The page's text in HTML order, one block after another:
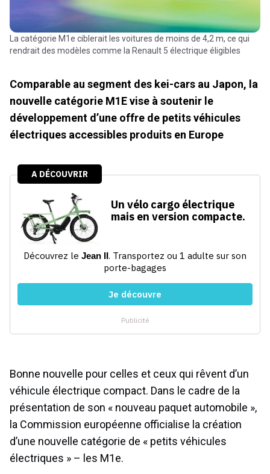
rendrait des modèles comme la Renault 5 électrique éligibles
Comparable au segment des kei-cars au Japon, la
nouvelle catégorie M1E vise à soutenir le
développement d’une offre de petits véhicules
électriques accessibles produits en Europe
Bonne nouvelle pour celles et ceux qui rêvent d’un
véhicule électrique compact. Dans le cadre de la
présentation de son « nouveau paquet automobile »,
la Commission européenne officialise la création
d’une nouvelle catégorie de « petits véhicules
électriques » – les M1e.